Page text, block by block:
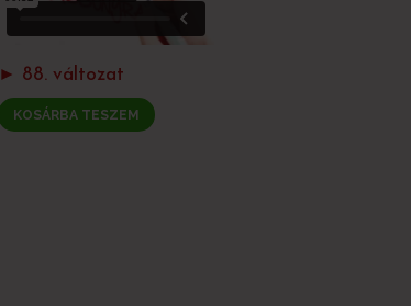
► 88. változat
KOSÁRBA TESZEM